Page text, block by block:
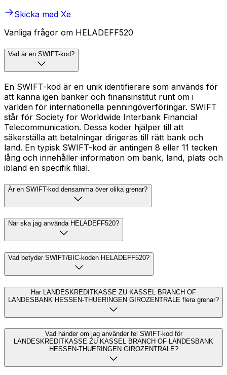
Skicka med Xe
Vanliga frågor om HELADEFF520
Vad är en SWIFT-kod?
En SWIFT-kod är en unik identifierare som används för
att känna igen banker och finansinstitut runt om i
världen för internationella penningöverföringar. SWIFT
står för Society for Worldwide Interbank Financial
Telecommunication. Dessa koder hjälper till att
säkerställa att betalningar dirigeras till rätt bank och
land. En typisk SWIFT-kod är antingen 8 eller 11 tecken
lång och innehåller information om bank, land, plats och
ibland en specifik filial.
Är en SWIFT-kod densamma över olika grenar?
När ska jag använda HELADEFF520?
Vad betyder SWIFT/BIC-koden HELADEFF520?
Har LANDESKREDITKASSE ZU KASSEL BRANCH OF
LANDESBANK HESSEN-THUERINGEN GIROZENTRALE flera grenar?
Vad händer om jag använder fel SWIFT-kod för
LANDESKREDITKASSE ZU KASSEL BRANCH OF LANDESBANK
HESSEN-THUERINGEN GIROZENTRALE?